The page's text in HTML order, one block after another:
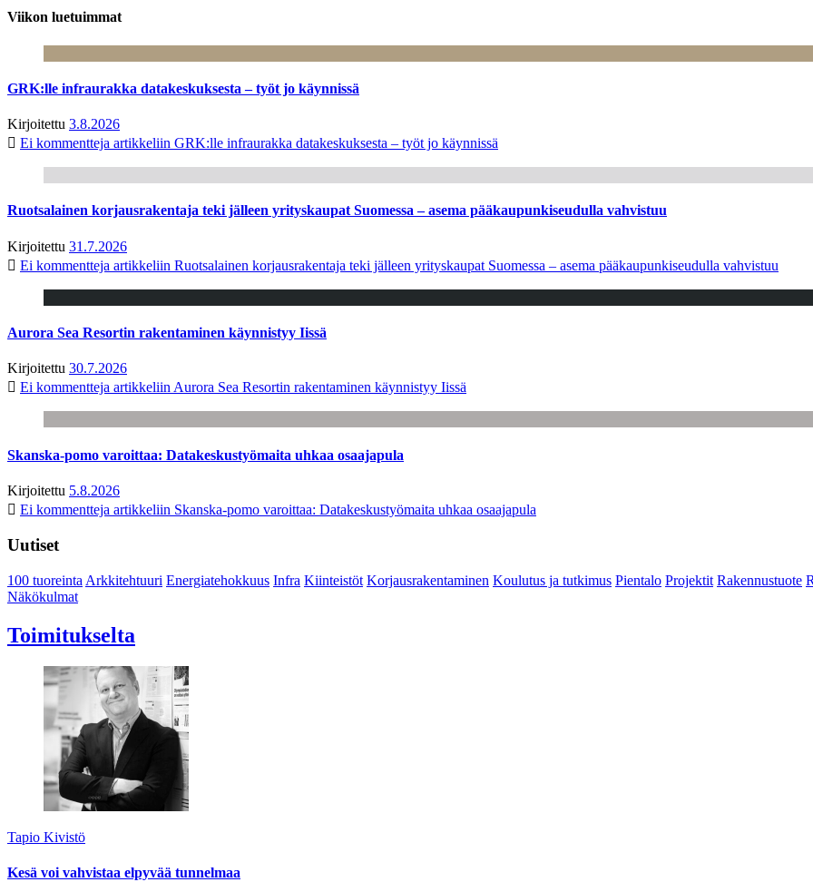
Viikon luetuimmat
GRK:lle infraurakka datakeskuksesta – työt jo käynnissä
Kirjoitettu 3.8.2026
Ei kommentteja artikkeliin GRK:lle infraurakka datakeskuksesta – työt jo käynnissä
Ruotsalainen korjausrakentaja teki jälleen yrityskaupat Suomessa – asema pääkaupunkiseudulla vahvistuu
Kirjoitettu 31.7.2026
Ei kommentteja artikkeliin Ruotsalainen korjausrakentaja teki jälleen yrityskaupat Suomessa – asema pääkaupunkiseudulla vahvistuu
Aurora Sea Resortin rakentaminen käynnistyy Iissä
Kirjoitettu 30.7.2026
Ei kommentteja artikkeliin Aurora Sea Resortin rakentaminen käynnistyy Iissä
Skanska-pomo varoittaa: Datakeskustyömaita uhkaa osaajapula
Kirjoitettu 5.8.2026
Ei kommentteja artikkeliin Skanska-pomo varoittaa: Datakeskustyömaita uhkaa osaajapula
Uutiset
100 tuoreinta Arkkitehtuuri Energiatehokkuus Infra Kiinteistöt Korjausrakentaminen Koulutus ja tutkimus Pientalo Projektit Rakennustuote
Näkökulmat
Toimitukselta
Tapio Kivistö
Kesä voi vahvistaa elpyvää tunnelmaa